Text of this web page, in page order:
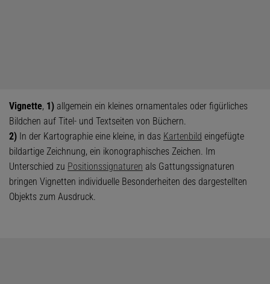
Vignette, 1) allgemein ein kleines ornamentales oder figürliches
Bildchen auf Titel- und Textseiten von Büchern.
2) In der Kartographie eine kleine, in das Kartenbild eingefügte
bildartige Zeichnung, ein ikonographisches Zeichen. Im
Unterschied zu Positionssignaturen als Gattungssignaturen
bringen Vignetten individuelle Besonderheiten des dargestellten
Objekts zum Ausdruck.